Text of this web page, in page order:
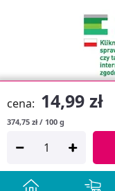
cena: 14,99 zł
374,75 zł / 100 g
Copyright © 2026